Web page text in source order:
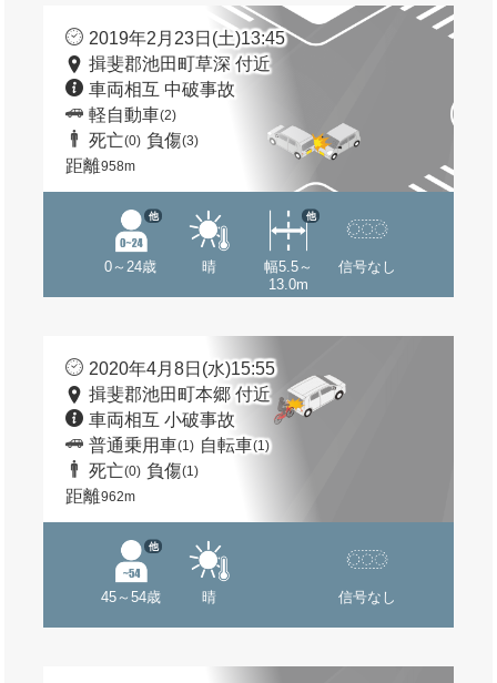
2019年2月23日(土)13:45
揖斐郡池田町草深 付近
車両相互 中破事故
軽自動車(2)
死亡(0) 負傷(3)
距離958m
0～24歳
他
晴
幅5.5～
13.0m
他
信号なし
2020年4月8日(水)15:55
揖斐郡池田町本郷 付近
車両相互 小破事故
普通乗用車(1) 自転車(1)
死亡(0) 負傷(1)
距離962m
45～54歳
他
晴 信号なし